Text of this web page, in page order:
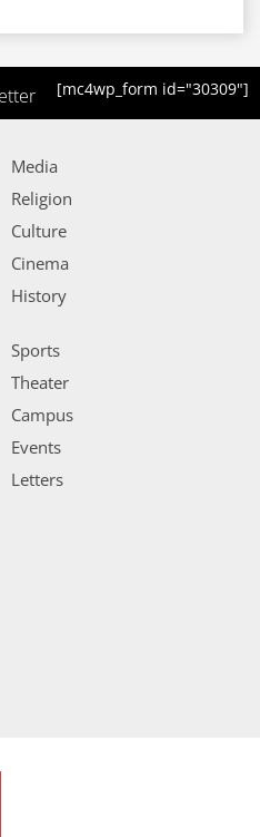
[mc4wp_form id="30309"]
Media
Religion
Culture
Cinema
History
Sports
Theater
Campus
Events
Letters